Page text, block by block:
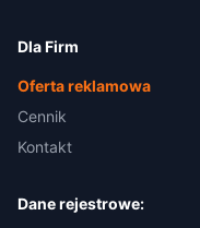
Dla Firm
Oferta reklamowa
Cennik
Kontakt
Dane rejestrowe: